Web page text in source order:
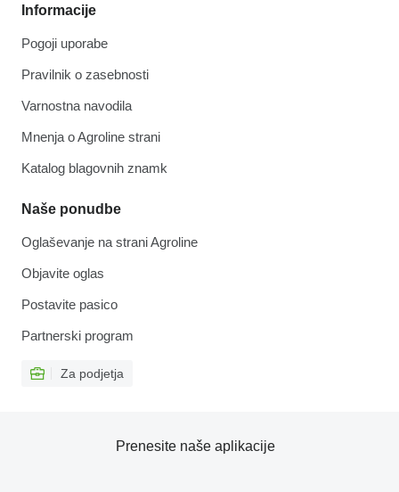
Informacije
Pogoji uporabe
Pravilnik o zasebnosti
Varnostna navodila
Mnenja o Agroline strani
Katalog blagovnih znamk
Naše ponudbe
Oglaševanje na strani Agroline
Objavite oglas
Postavite pasico
Partnerski program
Za podjetja
Prenesite naše aplikacije